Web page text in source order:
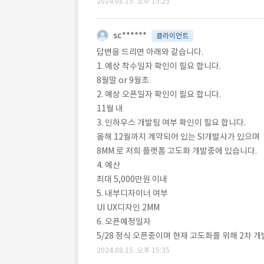
sc****** 클라이언트
답변을 드리면 아래와 같습니다.
1. 예상 착수일자 확인이 필요 합니다.
8월말 or 9월초
2. 예상 오픈일자 확인이 필요 합니다.
11월 내
3. 인하우스 개발팀 여부 확인이 필요 합니다.
올해 12월까지 계약되어 있는 SI개발사가 있으며
8MM 로 저희 플랫폼 고도화 개발중에 있습니다.
4. 예산
최대 5,000만원 이내
5. 내부디자이너 여부
UI UX디자인 2MM
6. 오픈예정일자
5/28 정식 오픈중이며 현재 고도화를 위해 2차 개
2024.08.15. 오후 15:35